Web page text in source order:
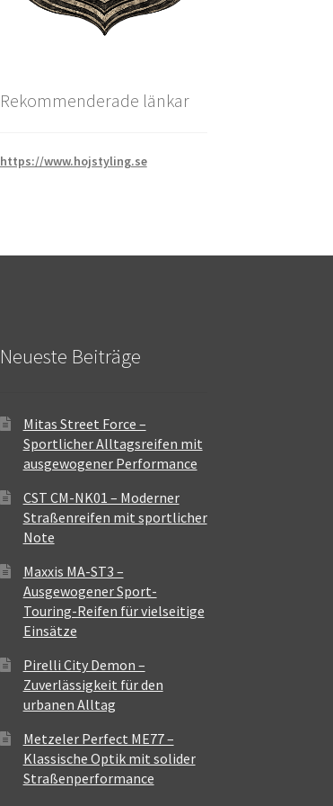
Rekommenderade länkar
https://www.hojstyling.se
Neueste Beiträge
Mitas Street Force –
Sportlicher Alltagsreifen mit
ausgewogener Performance
CST CM-NK01 – Moderner
Straßenreifen mit sportlicher
Note
Maxxis MA-ST3 –
Ausgewogener Sport-
Touring-Reifen für vielseitige
Einsätze
Pirelli City Demon –
Zuverlässigkeit für den
urbanen Alltag
Metzeler Perfect ME77 –
Klassische Optik mit solider
Straßenperformance